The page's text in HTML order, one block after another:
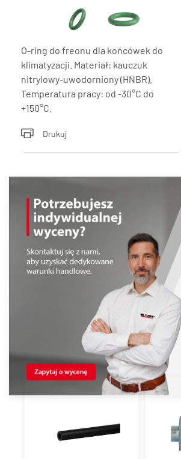
O-ring do freonu dla końcówek do
klimatyzacji. Materiał: kauczuk
nitrylowy-uwodorniony (HNBR).
Temperatura pracy: od -30°C do
+150°C.
Drukuj